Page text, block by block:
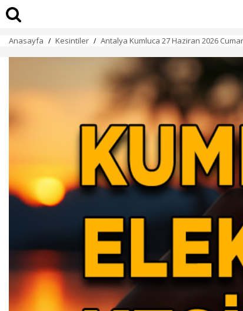
Anasayfa / Kesintiler / Antalya Kumluca 27 Haziran 2026